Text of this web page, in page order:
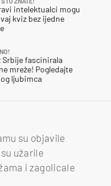
intelektualci mogu
kviz bez ijedne
Srbije fascinirala
mreže! Pogledajte
ljubimca
su objavile
užarile
i zagolicale